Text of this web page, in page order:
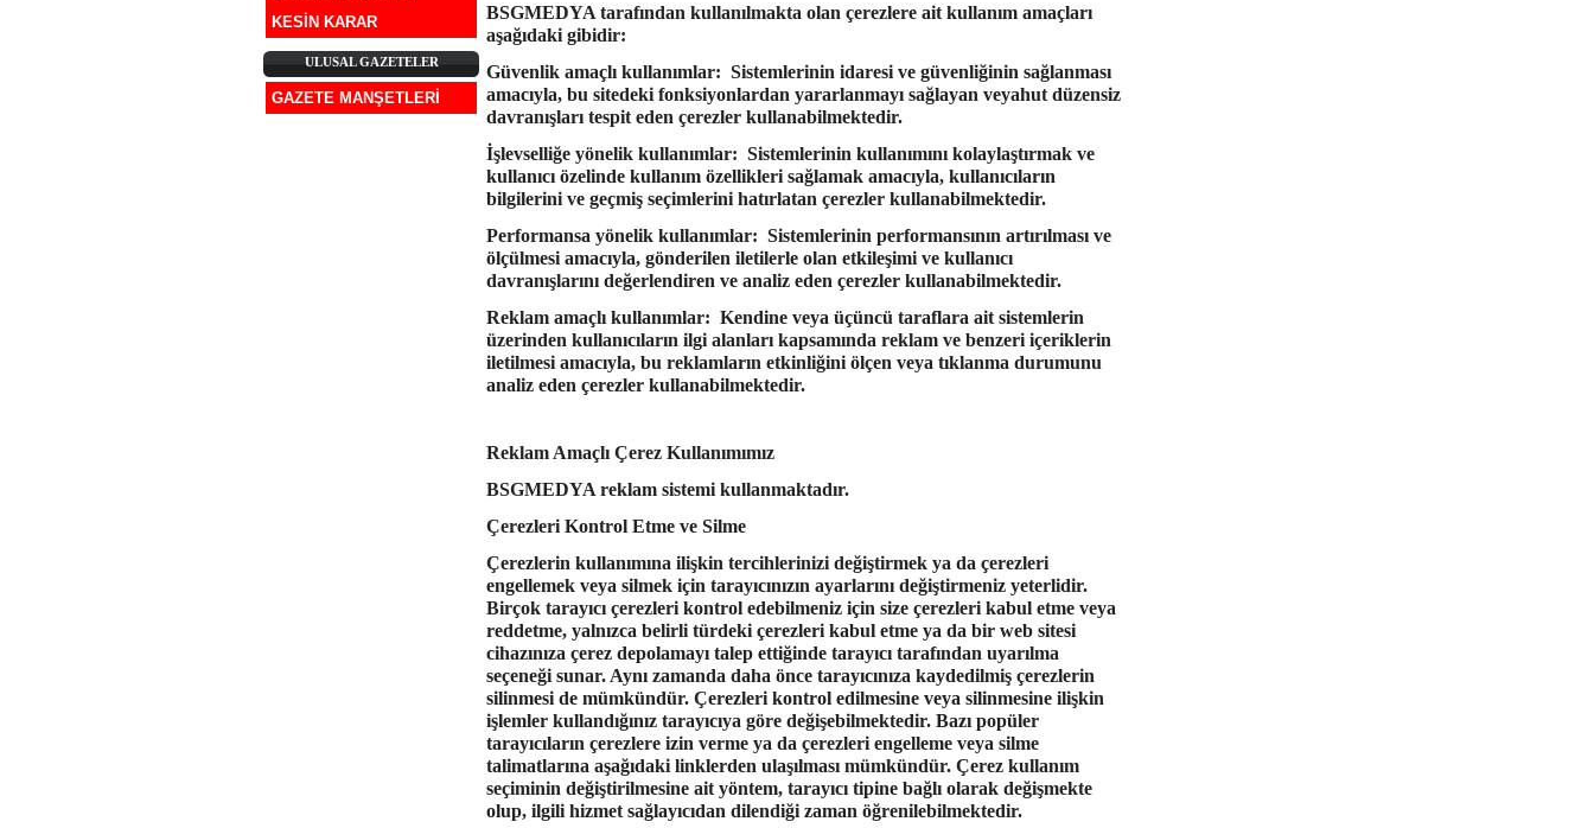
KESİN KARAR
ULUSAL GAZETELER
GAZETE MANŞETLERİ
BSGMEDYA tarafından kullanılmakta olan çerezlere ait kullanım amaçları
aşağıdaki gibidir:
Güvenlik amaçlı kullanımlar: Sistemlerinin idaresi ve güvenliğinin sağlanması
amacıyla, bu sitedeki fonksiyonlardan yararlanmayı sağlayan veyahut düzensiz
davranışları tespit eden çerezler kullanabilmektedir.
İşlevselliğe yönelik kullanımlar: Sistemlerinin kullanımını kolaylaştırmak ve
kullanıcı özelinde kullanım özellikleri sağlamak amacıyla, kullanıcıların
bilgilerini ve geçmiş seçimlerini hatırlatan çerezler kullanabilmektedir.
Performansa yönelik kullanımlar: Sistemlerinin performansının artırılması ve
ölçülmesi amacıyla, gönderilen iletilerle olan etkileşimi ve kullanıcı
davranışlarını değerlendiren ve analiz eden çerezler kullanabilmektedir.
Reklam amaçlı kullanımlar: Kendine veya üçüncü taraflara ait sistemlerin
üzerinden kullanıcıların ilgi alanları kapsamında reklam ve benzeri içeriklerin
iletilmesi amacıyla, bu reklamların etkinliğini ölçen veya tıklanma durumunu
analiz eden çerezler kullanabilmektedir.
Reklam Amaçlı Çerez Kullanımımız
BSGMEDYA reklam sistemi kullanmaktadır.
Çerezleri Kontrol Etme ve Silme
Çerezlerin kullanımına ilişkin tercihlerinizi değiştirmek ya da çerezleri
engellemek veya silmek için tarayıcınızın ayarlarını değiştirmeniz yeterlidir.
Birçok tarayıcı çerezleri kontrol edebilmeniz için size çerezleri kabul etme veya
reddetme, yalnızca belirli türdeki çerezleri kabul etme ya da bir web sitesi
cihazınıza çerez depolamayı talep ettiğinde tarayıcı tarafından uyarılma
seçeneği sunar. Aynı zamanda daha önce tarayıcınıza kaydedilmiş çerezlerin
silinmesi de mümkündür. Çerezleri kontrol edilmesine veya silinmesine ilişkin
işlemler kullandığınız tarayıcıya göre değişebilmektedir. Bazı popüler
tarayıcıların çerezlere izin verme ya da çerezleri engelleme veya silme
talimatlarına aşağıdaki linklerden ulaşılması mümkündür. Çerez kullanım
seçiminin değiştirilmesine ait yöntem, tarayıcı tipine bağlı olarak değişmekte
olup, ilgili hizmet sağlayıcıdan dilendiği zaman öğrenilebilmektedir.